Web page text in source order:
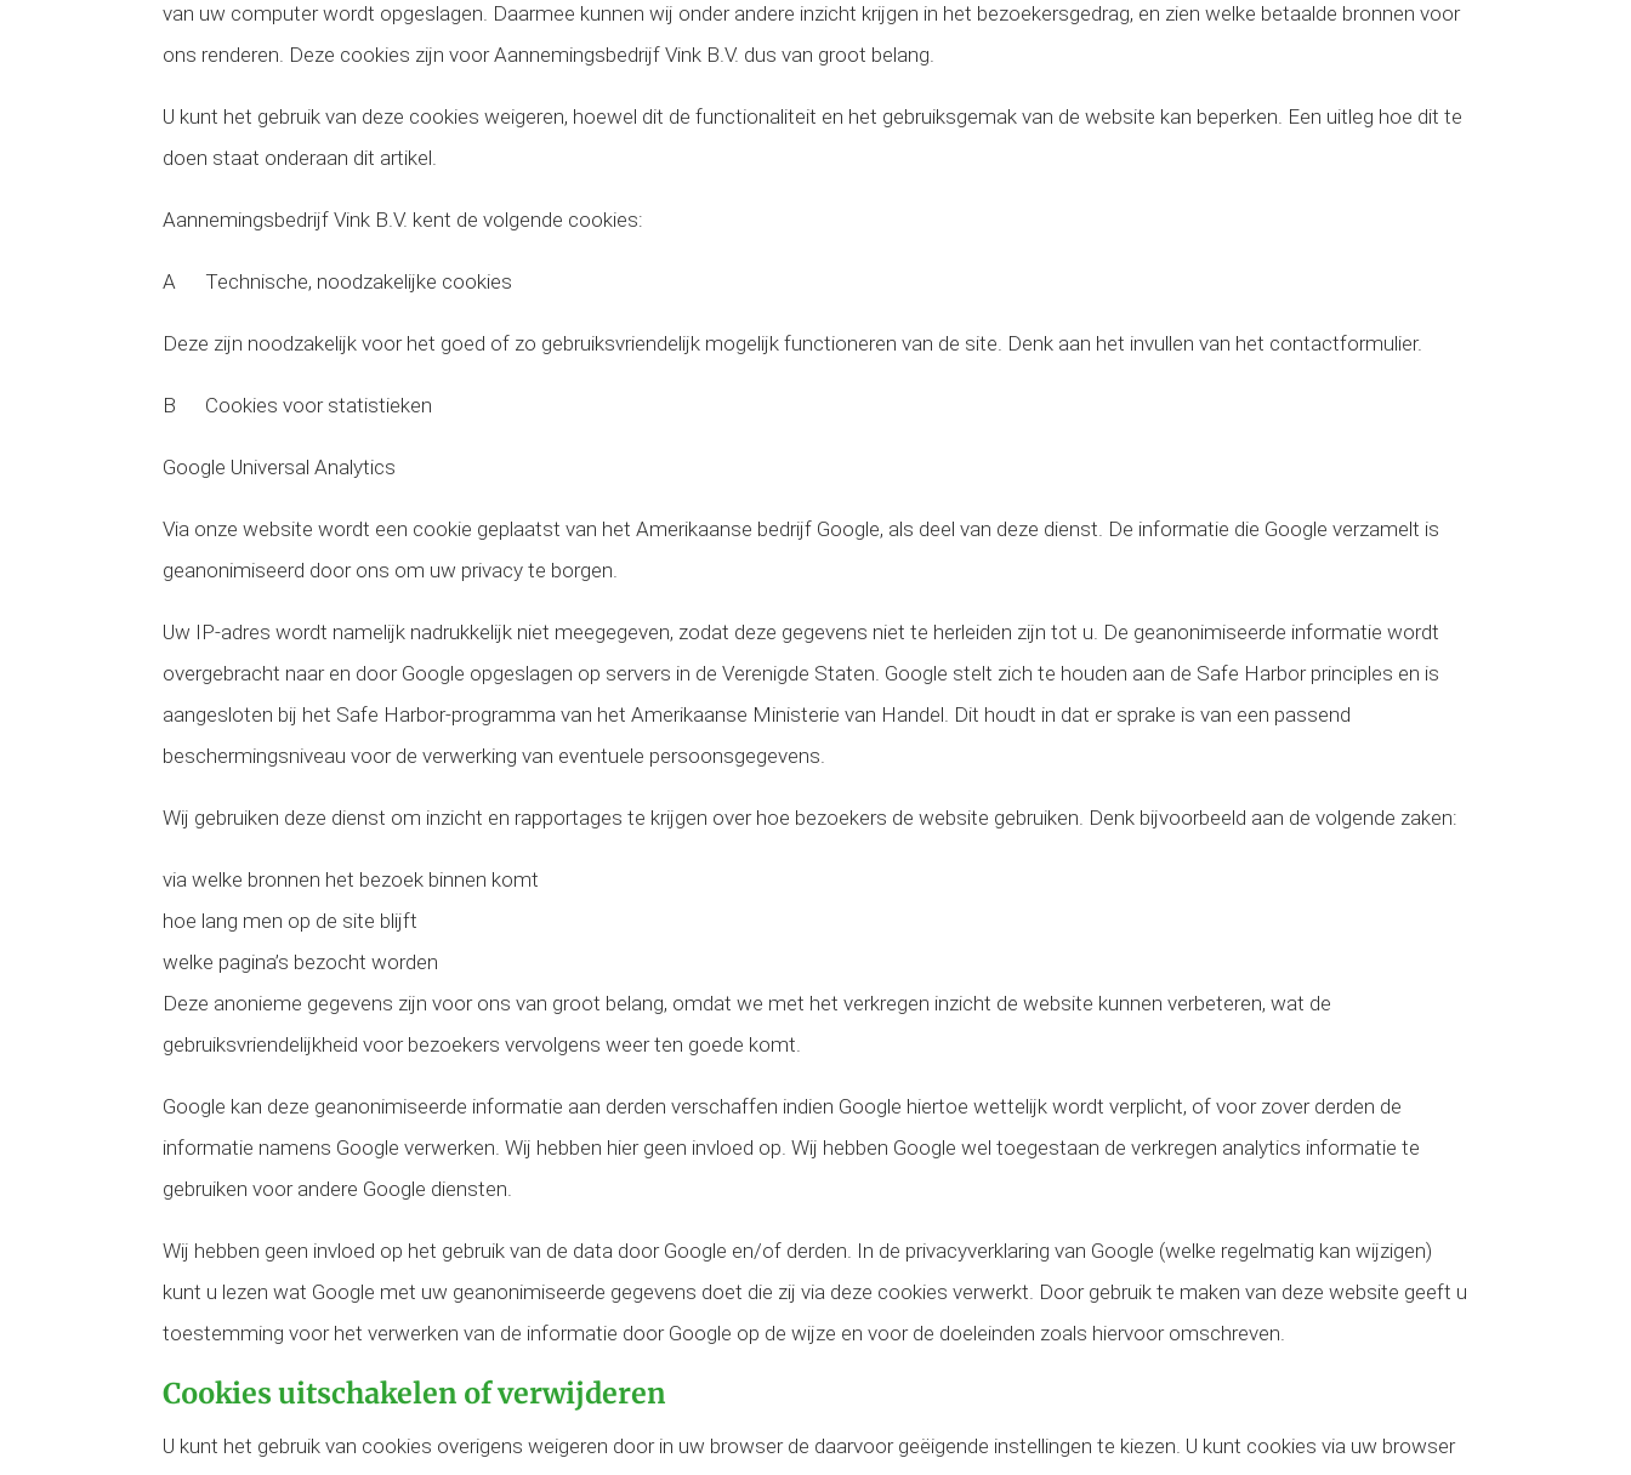
van uw computer wordt opgeslagen. Daarmee kunnen wij onder andere inzicht krijgen in het bezoekersgedrag, en zien welke betaalde bronnen voor
ons renderen. Deze cookies zijn voor Aannemingsbedrijf Vink B.V. dus van groot belang.
U kunt het gebruik van deze cookies weigeren, hoewel dit de functionaliteit en het gebruiksgemak van de website kan beperken. Een uitleg hoe dit te
doen staat onderaan dit artikel.
Aannemingsbedrijf Vink B.V. kent de volgende cookies:
A Technische, noodzakelijke cookies
Deze zijn noodzakelijk voor het goed of zo gebruiksvriendelijk mogelijk functioneren van de site. Denk aan het invullen van het contactformulier.
B Cookies voor statistieken
Google Universal Analytics
Via onze website wordt een cookie geplaatst van het Amerikaanse bedrijf Google, als deel van deze dienst. De informatie die Google verzamelt is
geanonimiseerd door ons om uw privacy te borgen.
Uw IP-adres wordt namelijk nadrukkelijk niet meegegeven, zodat deze gegevens niet te herleiden zijn tot u. De geanonimiseerde informatie wordt
overgebracht naar en door Google opgeslagen op servers in de Verenigde Staten. Google stelt zich te houden aan de Safe Harbor principles en is
aangesloten bij het Safe Harbor-programma van het Amerikaanse Ministerie van Handel. Dit houdt in dat er sprake is van een passend
beschermingsniveau voor de verwerking van eventuele persoonsgegevens.
Wij gebruiken deze dienst om inzicht en rapportages te krijgen over hoe bezoekers de website gebruiken. Denk bijvoorbeeld aan de volgende zaken:
via welke bronnen het bezoek binnen komt
hoe lang men op de site blijft
welke pagina’s bezocht worden
Deze anonieme gegevens zijn voor ons van groot belang, omdat we met het verkregen inzicht de website kunnen verbeteren, wat de
gebruiksvriendelijkheid voor bezoekers vervolgens weer ten goede komt.
Google kan deze geanonimiseerde informatie aan derden verschaffen indien Google hiertoe wettelijk wordt verplicht, of voor zover derden de
informatie namens Google verwerken. Wij hebben hier geen invloed op. Wij hebben Google wel toegestaan de verkregen analytics informatie te
gebruiken voor andere Google diensten.
Wij hebben geen invloed op het gebruik van de data door Google en/of derden. In de privacyverklaring van Google (welke regelmatig kan wijzigen)
kunt u lezen wat Google met uw geanonimiseerde gegevens doet die zij via deze cookies verwerkt. Door gebruik te maken van deze website geeft u
toestemming voor het verwerken van de informatie door Google op de wijze en voor de doeleinden zoals hiervoor omschreven.
Cookies uitschakelen of verwijderen
U kunt het gebruik van cookies overigens weigeren door in uw browser de daarvoor geëigende instellingen te kiezen. U kunt cookies via uw browser